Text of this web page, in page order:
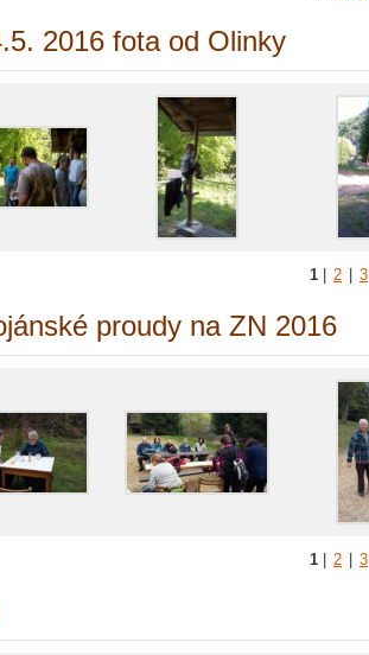
2016 fota od Olinky
1 2 3
proudy na ZN 2016
1 2 3